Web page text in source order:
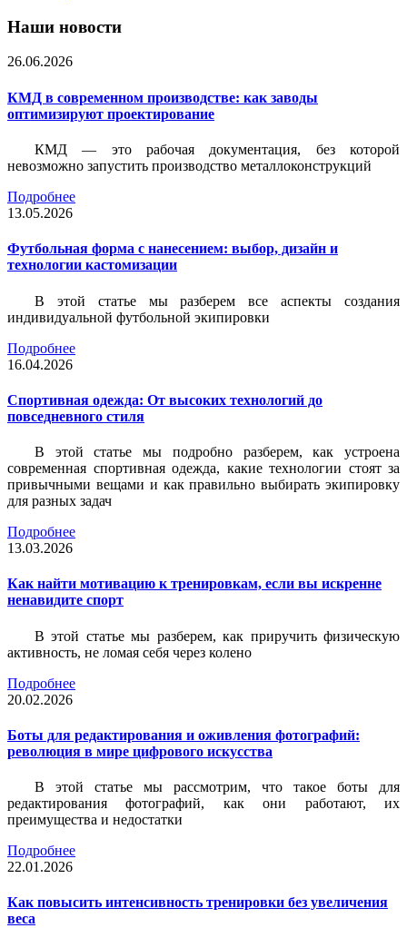
Наши новости
26.06.2026
КМД в современном производстве: как заводы
оптимизируют проектирование
КМД — это рабочая документация, без которой
невозможно запустить производство металлоконструкций
Подробнее
13.05.2026
Футбольная форма с нанесением: выбор, дизайн и
технологии кастомизации
В этой статье мы разберем все аспекты создания
индивидуальной футбольной экипировки
Подробнее
16.04.2026
Спортивная одежда: От высоких технологий до
повседневного стиля
В этой статье мы подробно разберем, как устроена
современная спортивная одежда, какие технологии стоят за
привычными вещами и как правильно выбирать экипировку
для разных задач
Подробнее
13.03.2026
Как найти мотивацию к тренировкам, если вы искренне
ненавидите спорт
В этой статье мы разберем, как приручить физическую
активность, не ломая себя через колено
Подробнее
20.02.2026
Боты для редактирования и оживления фотографий:
революция в мире цифрового искусства
В этой статье мы рассмотрим, что такое боты для
редактирования фотографий, как они работают, их
преимущества и недостатки
Подробнее
22.01.2026
Как повысить интенсивность тренировки без увеличения
веса